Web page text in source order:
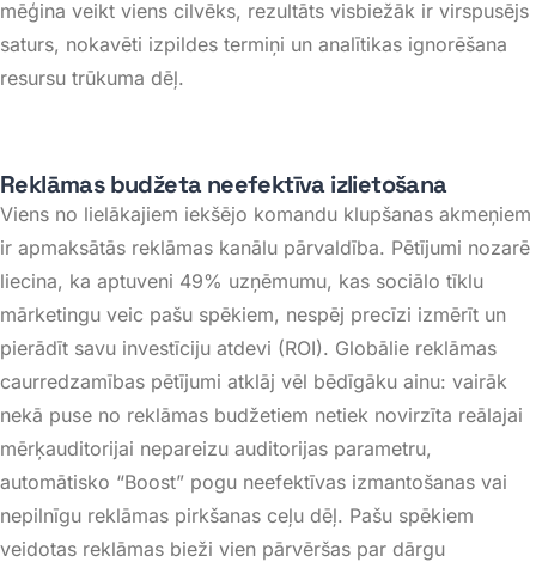
mēģina veikt viens cilvēks, rezultāts visbiežāk ir virspusējs
saturs, nokavēti izpildes termiņi un analītikas ignorēšana
resursu trūkuma dēļ.
Reklāmas budžeta neefektīva izlietošana
Viens no lielākajiem iekšējo komandu klupšanas akmeņiem
ir apmaksātās reklāmas kanālu pārvaldība. Pētījumi nozarē
liecina, ka aptuveni 49% uzņēmumu, kas sociālo tīklu
mārketingu veic pašu spēkiem, nespēj precīzi izmērīt un
pierādīt savu investīciju atdevi (ROI). Globālie reklāmas
caurredzamības pētījumi atklāj vēl bēdīgāku ainu: vairāk
nekā puse no reklāmas budžetiem netiek novirzīta reālajai
mērķauditorijai nepareizu auditorijas parametru,
automātisko “Boost” pogu neefektīvas izmantošanas vai
nepilnīgu reklāmas pirkšanas ceļu dēļ. Pašu spēkiem
veidotas reklāmas bieži vien pārvēršas par dārgu